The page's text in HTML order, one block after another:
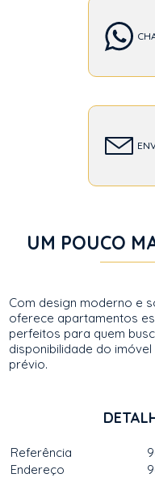
UM POUCO
Com design moderno e
oferece apartamentos
perfeitos para quem
disponibilidade do
prévio.
Referência
Endereço